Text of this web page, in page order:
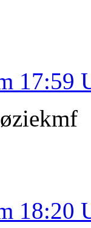
17:59
18:20